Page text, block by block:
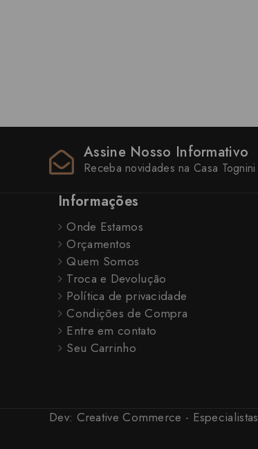
Assine Nosso Informativo
Receba novidades na Casa
Informações
Onde Estamos
Orçamentos
Quem Somos
Troca e Devolução
Política de privacidade
Condições de Compra
Entre em contato
Seu Carrinho
Dev: Creative Commerce -